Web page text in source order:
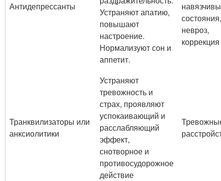
Антидепрессанты
Устраняют апатию,
повышают
настроение.
Нормализуют сон и
аппетит.
состояния,
невроз,
Транквилизаторы или
анксиолитики
Устраняют
тревожность и
страх, проявляют
успокаивающий и
расслабляющий
эффект,
снотворное и
противосудорожное
действие